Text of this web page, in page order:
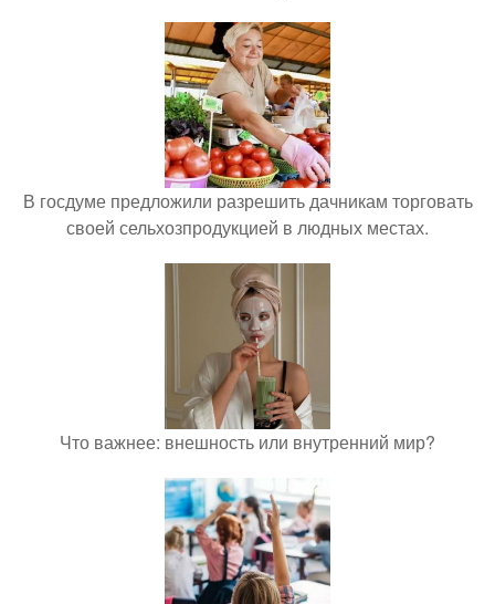
В госдуме предложили разрешить дачникам торговать
своей сельхозпродукцией в людных местах.
Что важнее: внешность или внутренний мир?